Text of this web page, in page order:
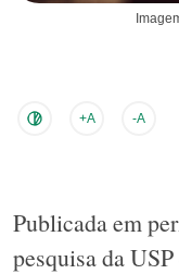
+A -A
Publicada em
pesquisa da